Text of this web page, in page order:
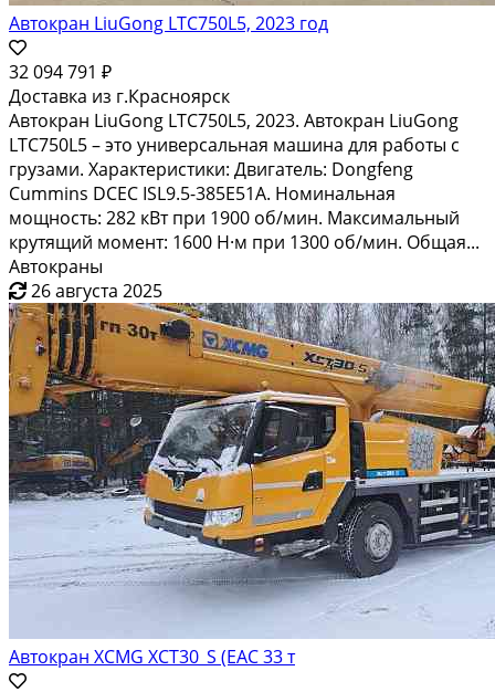
Автокран LiuGong LTC750L5, 2023 год
32 094 791 ₽
Доставка из г.Красноярск
Автокран LiuGong LTC750L5, 2023. Автокран LiuGong
LTC750L5 – это универсальная машина для работы с
грузами. Характеристики: Двигатель: Dongfeng
Cummins DCEC ISL9.5-385E51A. Номинальная
мощность: 282 кВт при 1900 об/мин. Максимальный
крутящий момент: 1600 Н·м при 1300 об/мин. Общая...
Автокраны
26 августа 2025
Автокран XCMG XCT30_S (EAC 33 т